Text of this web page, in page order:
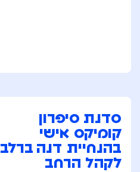
סדנת סיפרון
קומיקס אישי
בהנחיית דנה ברלב
לקהל הרחב